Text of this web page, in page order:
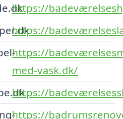
https://
https://
https://
med-vask.dk/
https://
https://